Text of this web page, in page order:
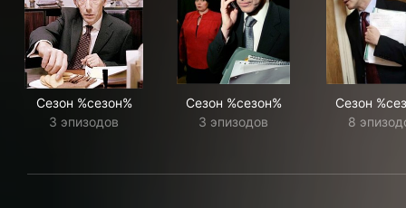
Сезон %сезон%
3 эпизодов
Сезон %сезон%
3 эпизодов
Сезон
8